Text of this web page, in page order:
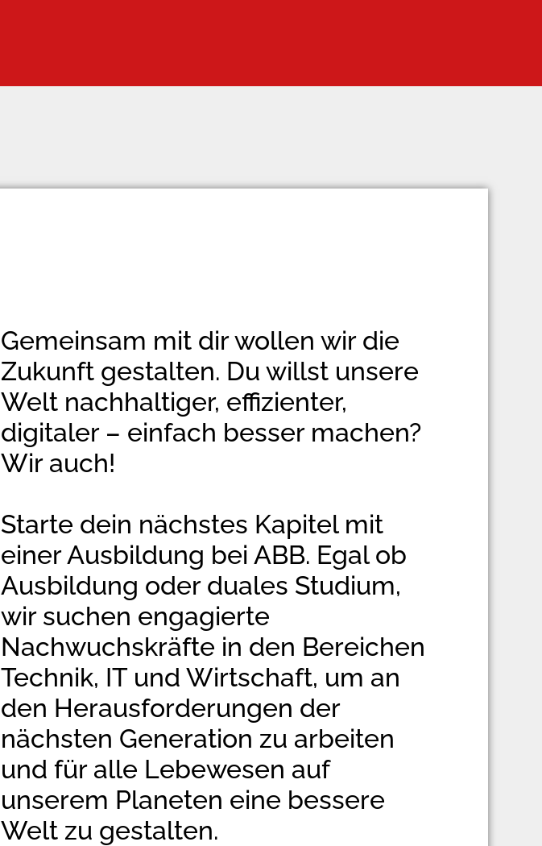
Gemeinsam mit dir wollen wir die
Zukunft gestalten. Du willst unsere
Welt nachhaltiger, effizienter,
digitaler – einfach besser machen?
Wir auch!
Starte dein nächstes Kapitel mit
einer Ausbildung bei ABB. Egal ob
Ausbildung oder duales Studium,
wir suchen engagierte
Nachwuchskräfte in den Bereichen
Technik, IT und Wirtschaft, um an
den Herausforderungen der
nächsten Generation zu arbeiten
und für alle Lebewesen auf
unserem Planeten eine bessere
Welt zu gestalten.